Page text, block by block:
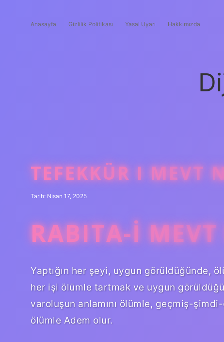
Anasayfa Gizlilik Politikası Yasal Uyarı Hakkımızda
TEFEKKÜR I MEVT
Tarih: Nisan 17, 2025
RABITA-I
Yaptığın her şeyi, uygun görüldüğünde,
her işi ölümle tartmak ve uygun
varoluşun anlamını ölümle, geçmiş-
ölümle Adem olur.